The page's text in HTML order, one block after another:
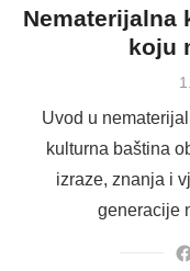
Nematerijalna
koju
Uvod u
kulturna baština
izraze, znanja i
generacije